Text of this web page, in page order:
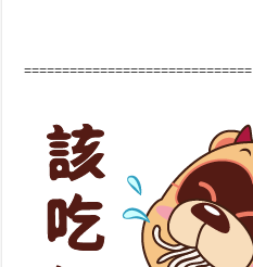
==============================